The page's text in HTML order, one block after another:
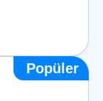
Popüler